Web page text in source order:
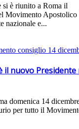
si è riunito a Roma il
Movimento Apostolico
nazionale e...
il nuovo Presidente
domenica 14
per tutto il